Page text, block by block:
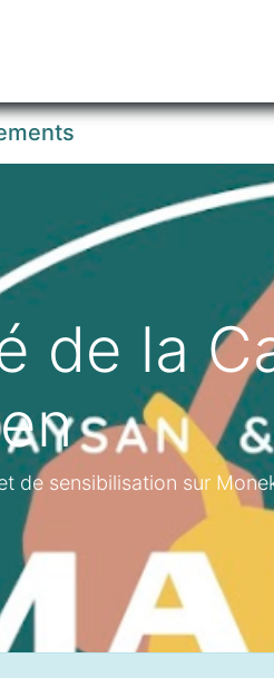
de la
de sensibilisation sur